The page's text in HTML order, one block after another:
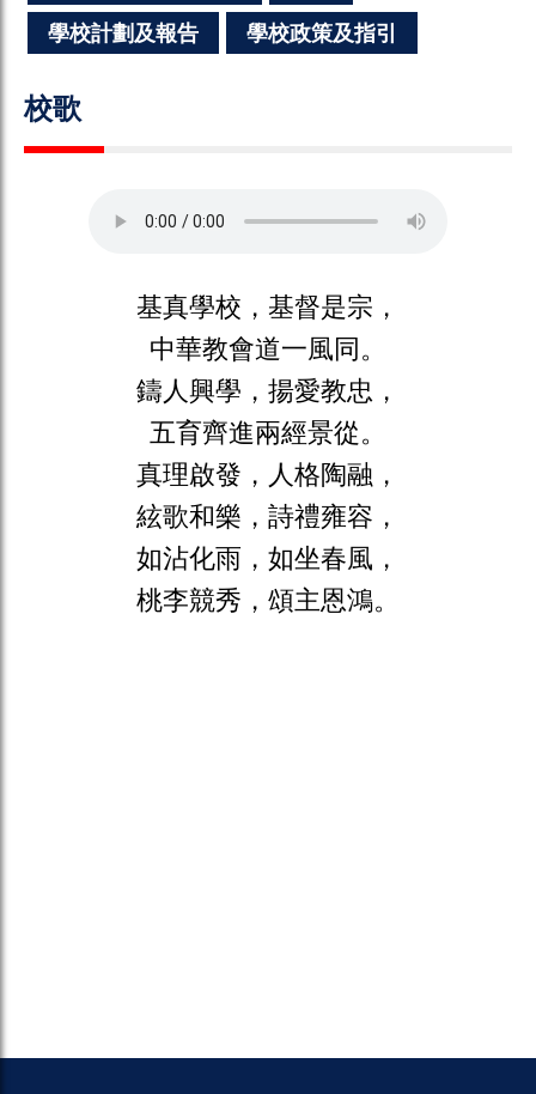
學校計劃及報告
學校政策及指引
校歌
基真學校，基督是宗，
中華教會道一風同。
鑄人興學，揚愛教忠，
五育齊進兩經景從。
真理啟發，人格陶融，
絃歌和樂，詩禮雍容，
如沾化雨，如坐春風，
桃李競秀，頌主恩鴻。